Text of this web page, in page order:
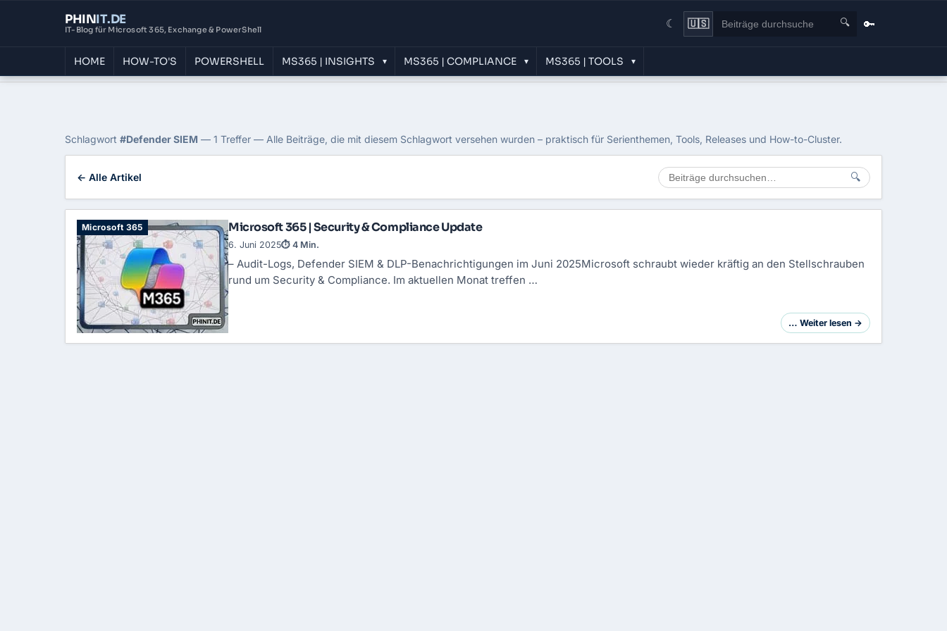
PHINIT.DE
IT-Blog für Microsoft 365, Exchange & PowerShell ☾ 🇺🇸 🔍 🔑
HOME HOW-TO'S POWERSHELL MS365 | INSIGHTS ▾ MS365 | COMPLIANCE ▾ MS365 | TOOLS ▾
Tag: Defender SIEM
Schlagwort #Defender SIEM — 1 Treffer — Alle Beiträge, die mit diesem Schlagwort versehen wurden – praktisch für Serienthemen, Tools, Releases und How-to-Cluster.
← Alle Artikel 🔍
Microsoft 365 Microsoft 365 | Security & Compliance Update
– Audit-Logs, Defender SIEM & DLP-Benachrichtigungen im Juni 2025Microsoft schraubt wieder kräftig an den Stellschrauben
rund um Security & Compliance. Im aktuellen Monat treffen …
6. Juni 2025⏱ 4 Min.
… Weiter lesen →